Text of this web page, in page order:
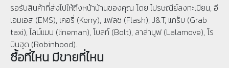
รอรับสินค้าที่ส่งไปให้ถึงหน้าบ้านของคุณ โดย ไปรษณีย์ลงทะเบียน, อี
เอมเอส (EMS), เคอรี่ (Kerry), แฟลช (Flash), J&T, แกร็บ (Grab
taxi), ไลน์แมน (lineman), โบลท์ (Bolt), ลาล่ามูฟ (Lalamove), โร
บินฮูด (Robinhood).
ซื้อที่ไหน มีขายที่ไหน